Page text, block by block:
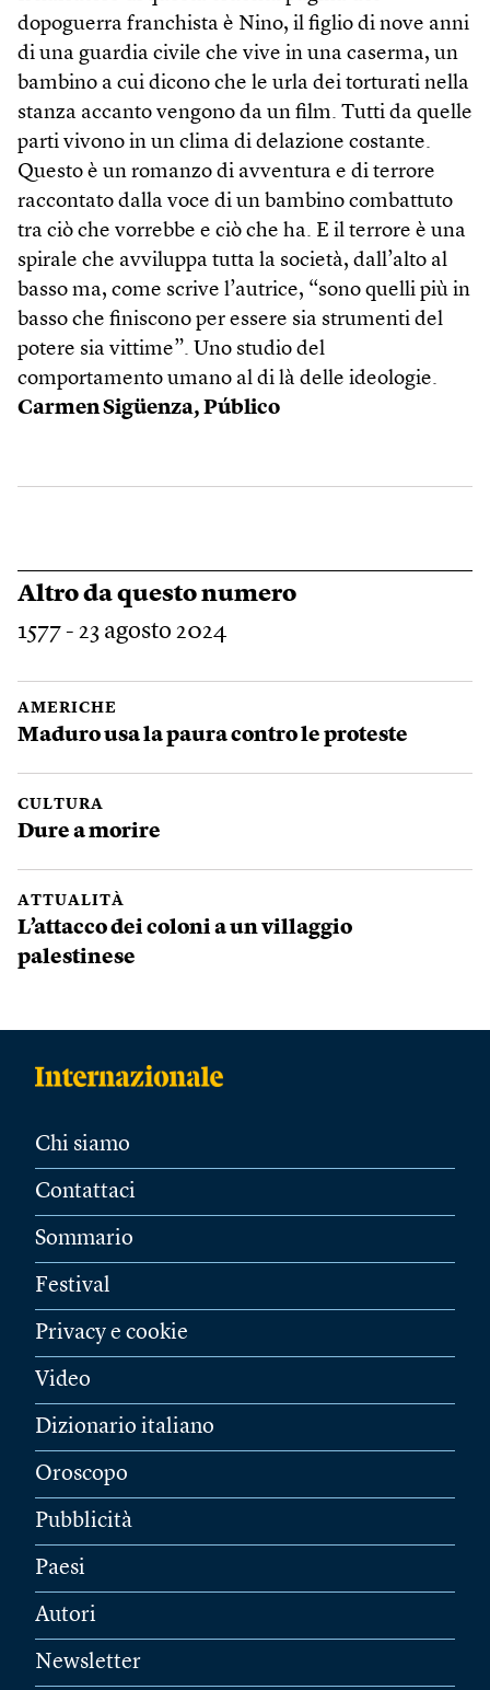
dopoguerra franchista è Nino, il figlio di nove anni
di una guardia civile che vive in una caserma, un
bambino a cui dicono che le urla dei torturati nella
stanza accanto vengono da un film. Tutti da quelle
parti vivono in un clima di delazione costante.
Questo è un romanzo di avventura e di terrore
raccontato dalla voce di un bambino combattuto
tra ciò che vorrebbe e ciò che ha. E il terrore è una
spirale che avviluppa tutta la società, dall’alto al
basso ma, come scrive l’autrice, “sono quelli più in
basso che finiscono per essere sia strumenti del
potere sia vittime”. Uno studio del
comportamento umano al di là delle ideologie.
Carmen Sigüenza, Público
Altro da questo numero
1577 - 23 agosto 2024
AMERICHE
Maduro usa la paura contro le proteste
CULTURA
Dure a morire
ATTUALITÀ
L’attacco dei coloni a un villaggio
palestinese
Chi siamo
Contattaci
Sommario
Festival
Privacy e cookie
Video
Dizionario italiano
Oroscopo
Pubblicità
Paesi
Autori
Newsletter